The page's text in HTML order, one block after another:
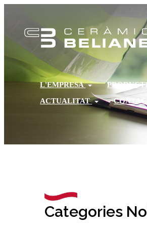
L'EMPRESA
ACTUALITAT
Categories